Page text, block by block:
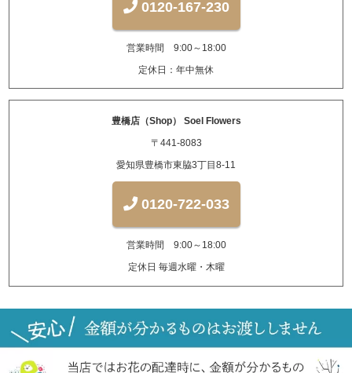
0120-167-230
営業時間 9:00～18:00
定休日：年中無休
豊橋店（Shop） Soel Flowers
〒441-8083
愛知県豊橋市東脇3丁目8-11
0120-722-033
営業時間 9:00～18:00
定休日 毎週水曜・木曜